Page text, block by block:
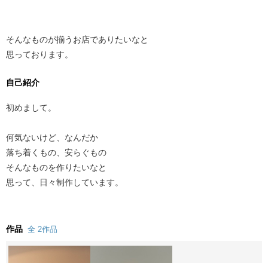
そんなものが揃うお店でありたいなと
思っております。
自己紹介
初めまして。
何気ないけど、なんだか
落ち着くもの、安らぐもの
そんなものを作りたいなと
思って、日々制作しています。
作品 全 2作品